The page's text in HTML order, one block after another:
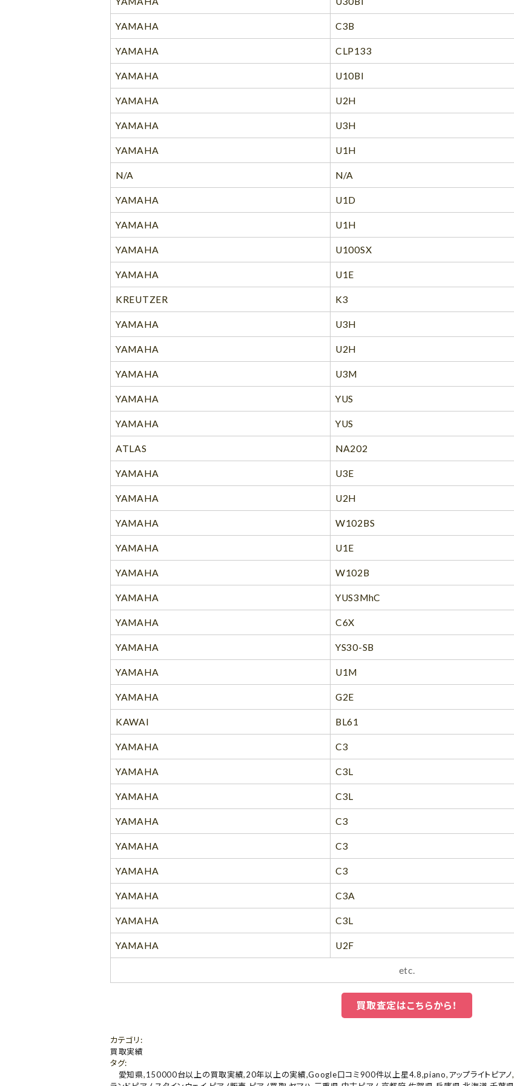
YAMAHA C3B
YAMAHA CLP133
YAMAHA U10Bl
YAMAHA U2H
YAMAHA U3H
YAMAHA U1H
N/A N/A
YAMAHA U1D
YAMAHA U1H
YAMAHA U100SX
YAMAHA U1E
KREUTZER K3
YAMAHA U3H
YAMAHA U2H
YAMAHA U3M
YAMAHA YUS
YAMAHA YUS
ATLAS NA202
YAMAHA U3E
YAMAHA U2H
YAMAHA W102BS
YAMAHA U1E
YAMAHA W102B
YAMAHA YUS3MhC
YAMAHA C6X
YAMAHA YS30-SB
YAMAHA U1M
YAMAHA G2E
KAWAI BL61
YAMAHA C3
YAMAHA C3L
YAMAHA C3L
YAMAHA C3
YAMAHA C3
YAMAHA C3
YAMAHA C3A
YAMAHA C3L
YAMAHA U2F
etc.
買取査定はこちらから！
カテゴリ :
買取実績
タグ:
愛知県,150000台以上の買取実績,20年以上の実績,Google口コミ900件以上星4.8,piano,アップライトピアノ,